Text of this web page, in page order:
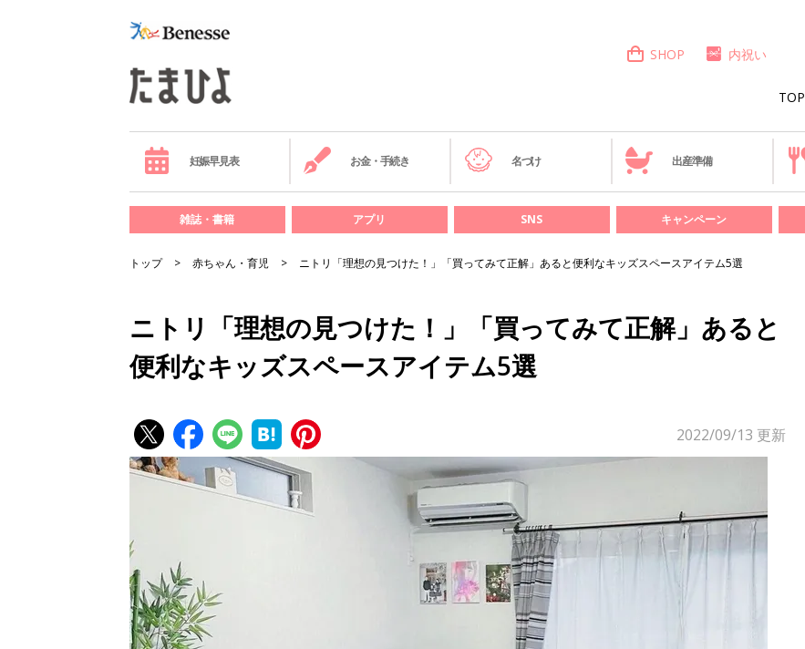
TOP
SHOP 内祝い
妊娠早見表 お金・手続き 名づけ 出産準備
雑誌・書籍 アプリ SNS キャンペーン
トップ 赤ちゃん・育児 ニトリ「理想の見つけた！」「買ってみて正解」あると便利なキッズスペースアイテム5選
ニトリ「理想の見つけた！」「買ってみて正解」あると
便利なキッズスペースアイテム5選
2022/09/13 更新